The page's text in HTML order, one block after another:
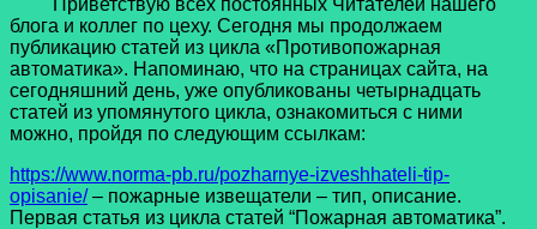
блога и коллег по цеху. Сегодня мы продолжаем
публикацию статей из цикла «Противопожарная
автоматика». Напоминаю, что на страницах сайта, на
сегодняшний день, уже опубликованы четырнадцать
статей из упомянутого цикла, ознакомиться с ними
можно, пройдя по следующим ссылкам:
https://www.norma-pb.ru/pozharnye-izveshhateli-tip-
opisanie/– пожарные извещатели – тип, описание.
Первая статья из цикла статей “Пожарная автоматика”.